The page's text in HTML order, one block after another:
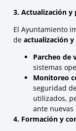
3. Actualización y
El Ayuntamiento
de actualización y
Parcheo de
sistemas
Monitoreo
seguridad
utilizados,
ante nuevas
4. Formación y